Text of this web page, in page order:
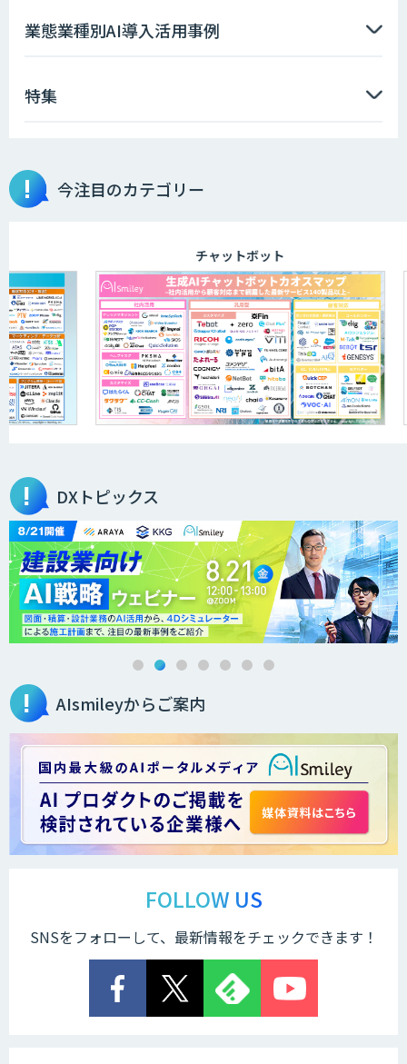
imprai ezKotae
物品輸出から留学生・研究者のバックチ
ェックまで自動化。輸出管理
JOINT AI Flow byGMO
AIR-NEXUS
secondz Agentsense
法人向けAIエージェント「OfficeAI社
員」
2層ナレッジ×AIで顧客コミュニケーシ
＜Dify活用＞AIエージェントDRIVE
ジェント開発
Explaza 生成AI Partner｜AIエージェン
業態業種別AI導入活用事例
特集
今注目のカテゴリー
チャットボット
DXトピックス
AIsmileyからご案内
FOLLOW US
SNSをフォローして、最新情報をチェックできます！